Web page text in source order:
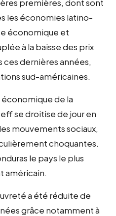
premières, dont sont
les économies latino-
économique et
à la baisse des prix
dernières années,
sud-américaines.
économique de la
se droitise de jour en
mouvements sociaux,
choquantes.
le pays le plus
américain.
a été réduite de
grâce notamment à